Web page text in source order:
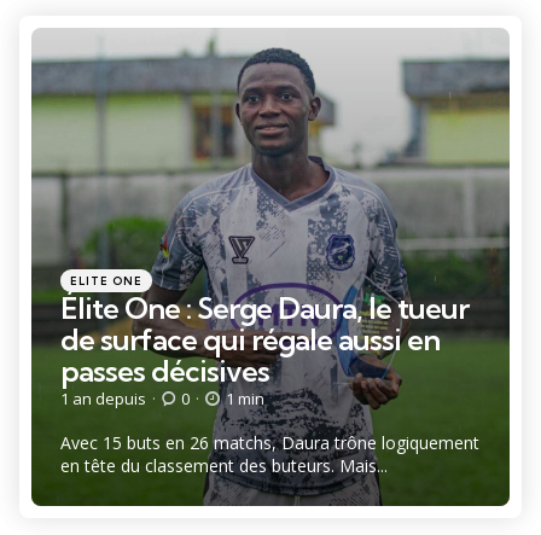
Catégories
Posté
dans
ELITE ONE
Élite One : Serge Daura, le tueur
de surface qui régale aussi en
passes décisives
1 an depuis 0 1 min
Avec 15 buts en 26 matchs, Daura trône logiquement
en tête du classement des buteurs. Mais...